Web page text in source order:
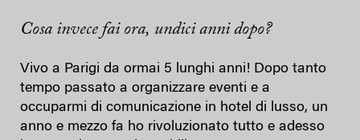
Cosa invece fai ora, undici anni dopo?
Vivo a Parigi da ormai 5 lunghi anni! Dopo tanto
tempo passato a organizzare eventi e a
occuparmi di comunicazione in hotel di lusso, un
anno e mezzo fa ho rivoluzionato tutto e adesso